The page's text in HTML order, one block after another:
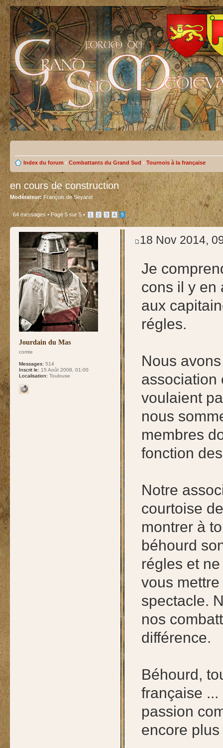
Index du forum ‹ Combattants du Grand Sud ‹ Tournois à la française
en cours de construction
Modérateur: François de Seyaret
64 messages • Page 5 sur 5 • 1 2 3 4 5
Jourdain du Mas
comte
Messages: 514
Inscrit le: 15 Août 2008, 01:00
Localisation: Toulouse
18 Nov 2014,
Je
cons il y en
aux
régles.
Nous
association
voulaient
nous
membres
fonction
Notre
courtoise
montrer à
béhourd
régles et
vous
spectacle.
nos
différence.
Béhourd,
française
passion
encore